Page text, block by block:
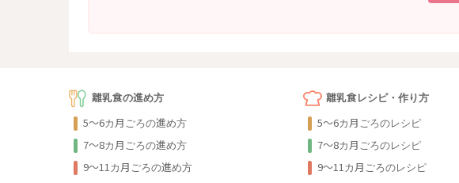
離乳食の進め方
5～6カ月ごろの進め方
7～8カ月ごろの進め方
9〜11カ月ごろの進め方
離乳食レシピ・作り方
5～6カ月ごろのレシピ
7～8カ月ごろのレシピ
9〜11カ月ごろのレシピ